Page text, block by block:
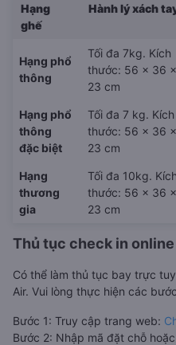
Hạng
ghế
Hành lý xách
Hạng phổ
thông
Tối đa 7kg. Kích
thước: 56 x 36 x
23 cm
Hạng phổ
thông
đặc biệt
Tối đa 7 kg. Kích
thước: 56 x 36 x
23 cm
Hạng
thương
gia
Tối đa 10kg. Kích
thước: 56 x 36 x
23 cm
Thủ tục check in
Có thể làm thủ tục bay trực
Air. Vui lòng thực hiện các
Bước 1: Truy cập trang web:
Bước 2: Nhập mã đặt chỗ